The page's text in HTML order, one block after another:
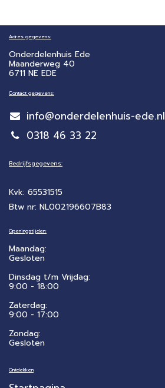
Adres gegevens:
Onderdelenhuis Ede
Maanderweg 40
6711 NE EDE
Contact gegevens:
info@onderdelenhuis-ede.nl
0318 46 33 22
Bedrijfsgegevens:
Kvk: 65531515
Btw nr: NL002196607B83
Openingstijden:
Maandag:
Gesloten
Dinsdag t/m Vrijdag:
9:00 - 18:00
Zaterdag:
​9:00 - 17:00
Zondag:
Gesloten
Ontdekken